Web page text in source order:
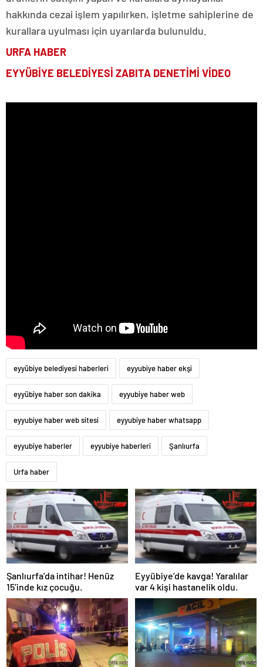
hakkında cezai işlem yapılırken, işletme sahiplerine de
kurallara uyulması için uyarılarda bulunuldu.
URFA HABER
EYYÜBİYE BELEDİYESİ ZABITA DENETİMİ VİDEO
eyyübiye belediyesi haberleri eyyubiye haber ekşi
eyyübiye haber son dakika eyyubiye haber web
eyyubiye haber web sitesi eyyubiye haber whatsapp
eyyubiye haberler eyyubiye haberleri Şanlıurfa
Urfa haber
Şanlıurfa’da intihar! Henüz
15’inde kız çocuğu.
Eyyübiye’de kavga! Yaralılar
var 4 kişi hastanelik oldu.